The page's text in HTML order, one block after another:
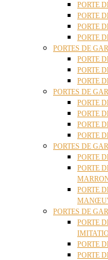
PORTE
PORTE
PORTE
PORTE
PORTES DE
PORTE
PORTE
PORTE
PORTES DE
PORTE
PORTE
PORTE
PORTE
PORTES DE
PORTE
PORTE
PORTE
PORTES DE
PORTE
PORTE
PORTE